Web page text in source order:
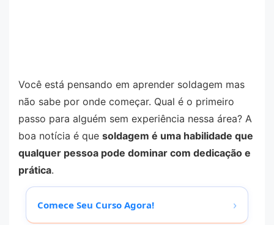
Você está pensando em aprender soldagem mas
não sabe por onde começar. Qual é o primeiro
passo para alguém sem experiência nessa área? A
boa notícia é que soldagem é uma habilidade que
qualquer pessoa pode dominar com dedicação e
prática.
Comece Seu Curso Agora! ›